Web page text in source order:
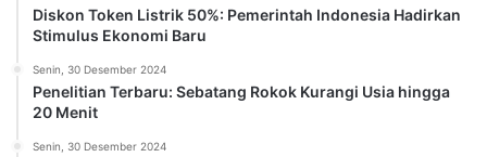
Diskon Token Listrik 50%: Pemerintah Indonesia Hadirkan
Stimulus Ekonomi Baru
Senin, 30 Desember 2024
Penelitian Terbaru: Sebatang Rokok Kurangi Usia hingga
20 Menit
Senin, 30 Desember 2024